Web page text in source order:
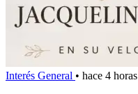
Interés General • hace 4 horas